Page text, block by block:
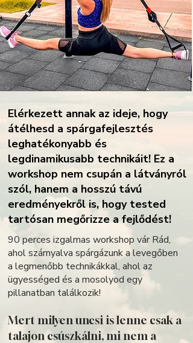
Elérkezett annak az ideje, hogy
átélhesd a spárgafejlesztés
leghatékonyabb és
legdinamikusabb technikáit! Ez a
workshop nem csupán a látványról
szól, hanem a hosszú távú
eredményekről is, hogy tested
tartósan megőrizze a fejlődést!
90 perces izgalmas workshop vár Rád,
ahol szárnyalva spárgázunk a levegőben
a legmenőbb technikákkal, ahol az
ügyességed és a mosolyod egy
pillanatban találkozik!
Mert milyen uncsi is lenne csak a
talajon csúszkálni, mi nem a